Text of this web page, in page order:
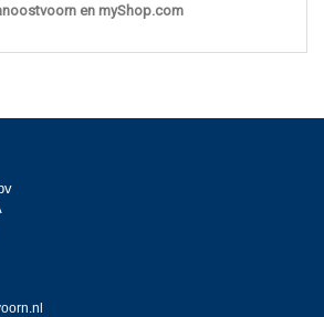
en myShop.com